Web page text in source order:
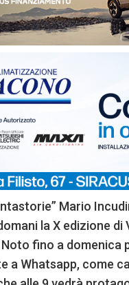
Mario
la X edizione
fino a domenica
a Whatsapp, come